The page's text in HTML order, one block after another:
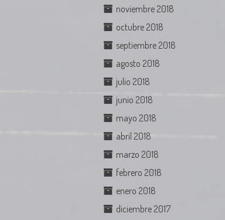
noviembre 2018
octubre 2018
septiembre 2018
agosto 2018
julio 2018
junio 2018
mayo 2018
abril 2018
marzo 2018
febrero 2018
enero 2018
diciembre 2017